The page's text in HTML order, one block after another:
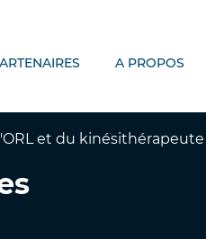
A PROPOS
et du kinésithérapeute